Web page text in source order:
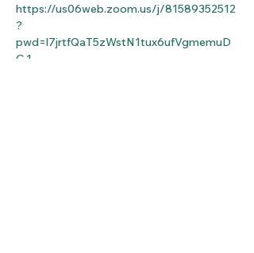
https://us06web.zoom.us/j/81589352512
?
pwd=l7jrtfQaT5zWstN1tux6ufVgmemuD
G.1